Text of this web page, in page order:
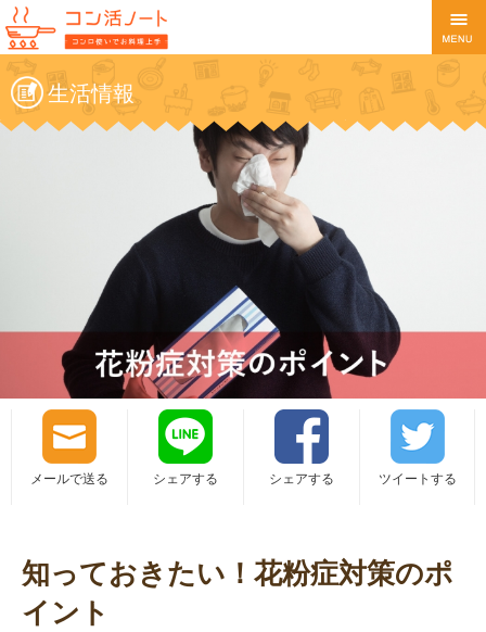
生活情報
メールで送る シェアする シェアする ツイートする
知っておきたい！花粉症対策のポ
イント